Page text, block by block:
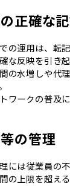
正確な
の運用は、転
な反映を引き起
の水増しや代
ワークの普及
の管理
には従業員の
の上限を超え